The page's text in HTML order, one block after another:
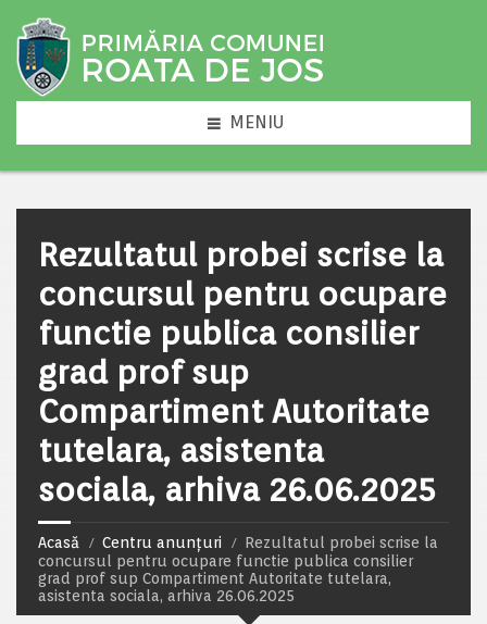
MENIU
Rezultatul probei scrise la
concursul pentru ocupare
functie publica consilier
grad prof sup
Compartiment Autoritate
tutelara, asistenta
sociala, arhiva 26.06.2025
Acasă Centru anunțuri
Rezultatul probei scrise la
concursul pentru ocupare functie publica consilier
grad prof sup Compartiment Autoritate tutelara,
asistenta sociala, arhiva 26.06.2025